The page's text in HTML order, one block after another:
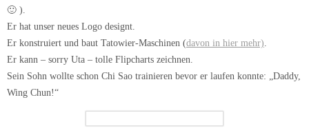
🙂 ).
Er hat unser neues Logo designt.
Er konstruiert und baut Tatowier-Maschinen (davon in hier mehr).
Er kann – sorry Uta – tolle Flipcharts zeichnen.
Sein Sohn wollte schon Chi Sao trainieren bevor er laufen konnte: „Daddy,
Wing Chun!“